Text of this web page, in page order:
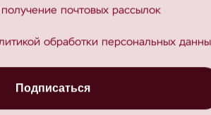
возможно.Если не можете —
это важно.
анестезию, Вы ничего
щеку, что-то горькое
получение почтовых рассылок
обработки персональных
Подписаться